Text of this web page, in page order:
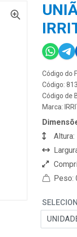
Código do
Código:
Código de
Marca:
Altura:
Peso: